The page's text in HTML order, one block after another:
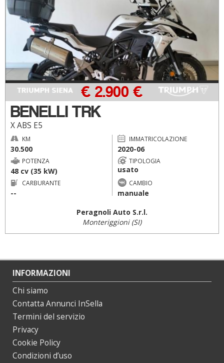
BENELLI TRK
X ABS E5
€ 2.900 €
KM
30.500
IMMATRICOLAZIONE
2020-06
POTENZA
48 cv (35 kW)
TIPOLOGIA
usato
CARBURANTE
--
CAMBIO
manuale
Peragnoli Auto S.r.l.
Monteriggioni (SI)
INFORMAZIONI
Chi siamo
Contatta Annunci InSella
Termini del servizio
Privacy
Cookie Policy
Condizioni d’uso